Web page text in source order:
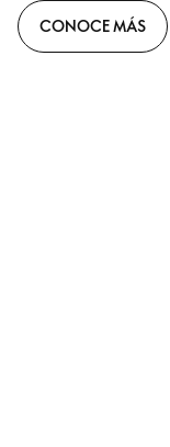
CONOCE MÁS